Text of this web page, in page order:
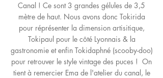
Canal ! Ce sont 3 grandes gélules de 3,5
mètre de haut. Nous avons donc Tokirida
pour réprésenter la dimension artisitique,
Tokipaul pour le côté Lyonnais & la
gastronomie et enfin Tokidaphné (scooby-doo)
pour retrouver le style vintage des puces ! On
tient à remercier Ema de l'atelier du canal, le